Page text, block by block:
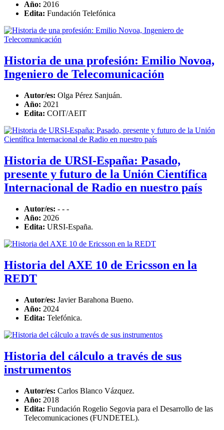
Año: 2016
Edita: Fundación Telefónica
Historia de una profesión: Emilio Novoa,
Ingeniero de Telecomunicación
Autor/es: Olga Pérez Sanjuán.
Año: 2021
Edita: COIT/AEIT
Historia de URSI-España: Pasado,
presente y futuro de la Unión Científica
Internacional de Radio en nuestro país
Autor/es: - - -
Año: 2026
Edita: URSI-España.
Historia del AXE 10 de Ericsson en la
REDT
Autor/es: Javier Barahona Bueno.
Año: 2024
Edita: Telefónica.
Historia del cálculo a través de sus
instrumentos
Autor/es: Carlos Blanco Vázquez.
Año: 2018
Edita: Fundación Rogelio Segovia para el Desarrollo de las
Telecomunicaciones (FUNDETEL).